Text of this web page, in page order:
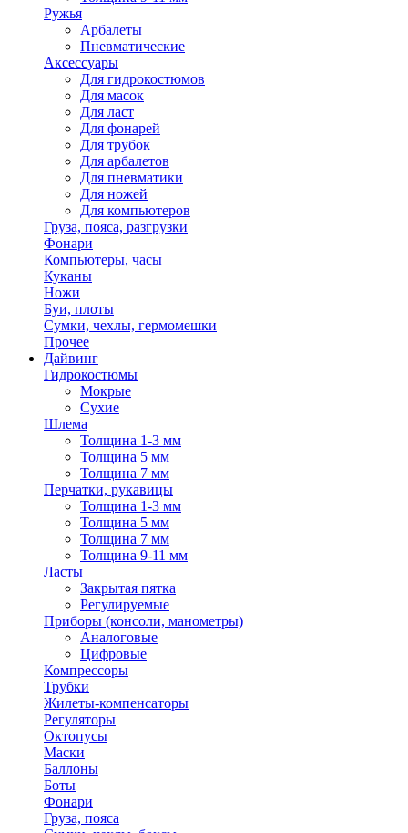
Ружья
Арбалеты
Пневматические
Аксессуары
Для гидрокостюмов
Для масок
Для ласт
Для фонарей
Для трубок
Для арбалетов
Для пневматики
Для ножей
Для компьютеров
Груза, пояса, разгрузки
Фонари
Компьютеры, часы
Куканы
Ножи
Буи, плоты
Сумки, чехлы, гермомешки
Прочее
Дайвинг
Гидрокостюмы
Мокрые
Сухие
Шлема
Толщина 1-3 мм
Толщина 5 мм
Толщина 7 мм
Перчатки, рукавицы
Толщина 1-3 мм
Толщина 5 мм
Толщина 7 мм
Толщина 9-11 мм
Ласты
Закрытая пятка
Регулируемые
Приборы (консоли, манометры)
Аналоговые
Цифровые
Компрессоры
Трубки
Жилеты-компенсаторы
Регуляторы
Октопусы
Маски
Баллоны
Боты
Фонари
Груза, пояса